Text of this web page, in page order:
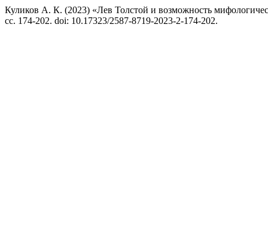
Куликов А. К. (2023) «Лев Толстой и возможность
сс. 174-202. doi: 10.17323/2587-8719-2023-2-174-202.